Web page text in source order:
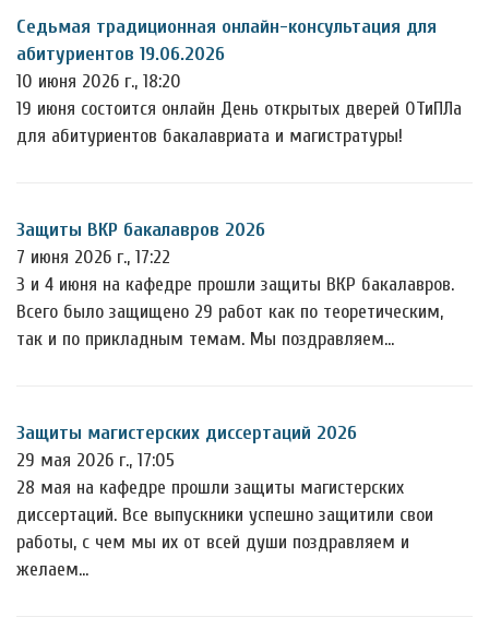
Седьмая традиционная онлайн-консультация для
абитуриентов 19.06.2026
10 июня 2026 г., 18:20
19 июня состоится онлайн День открытых дверей ОТиПЛа
для абитуриентов бакалавриата и магистратуры!
Защиты ВКР бакалавров 2026
7 июня 2026 г., 17:22
3 и 4 июня на кафедре прошли защиты ВКР бакалавров.
Всего было защищено 29 работ как по теоретическим,
так и по прикладным темам. Мы поздравляем…
Защиты магистерских диссертаций 2026
29 мая 2026 г., 17:05
28 мая на кафедре прошли защиты магистерских
диссертаций. Все выпускники успешно защитили свои
работы, с чем мы их от всей души поздравляем и
желаем…